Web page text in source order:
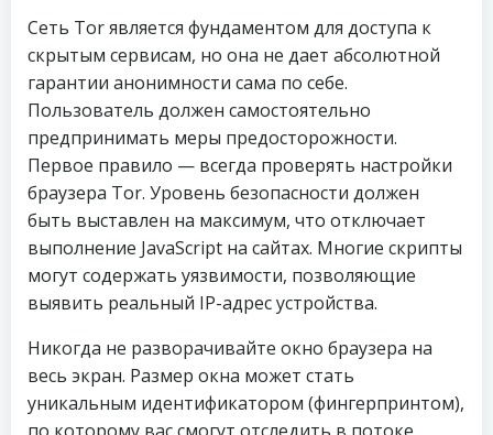
Сеть Tor является фундаментом для доступа к
скрытым сервисам, но она не дает абсолютной
гарантии анонимности сама по себе.
Пользователь должен самостоятельно
предпринимать меры предосторожности.
Первое правило — всегда проверять настройки
браузера Tor. Уровень безопасности должен
быть выставлен на максимум, что отключает
выполнение JavaScript на сайтах. Многие скрипты
могут содержать уязвимости, позволяющие
выявить реальный IP-адрес устройства.
Никогда не разворачивайте окно браузера на
весь экран. Размер окна может стать
уникальным идентификатором (фингерпринтом),